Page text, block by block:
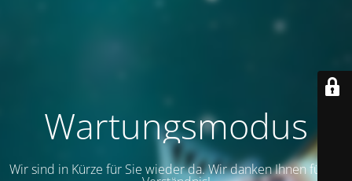
Wartungsmodus
Wir sind in Kürze für Sie wieder da. Wir danken Ihnen für Ihr